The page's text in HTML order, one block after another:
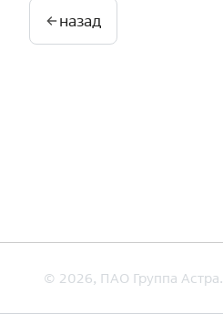
назад
© 2026, ПАО Группа Астра.